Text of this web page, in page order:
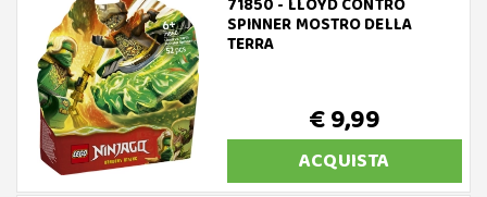
71850 - LLOYD CONTRO
SPINNER MOSTRO DELLA
TERRA
€ 9,99
ACQUISTA